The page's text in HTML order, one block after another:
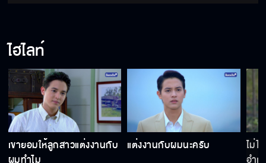
ไฮไลท์
เขายอมให้ลูกสาวแต่งงานกับ
แต่งงานกับผมนะครับ
ไม่ไ